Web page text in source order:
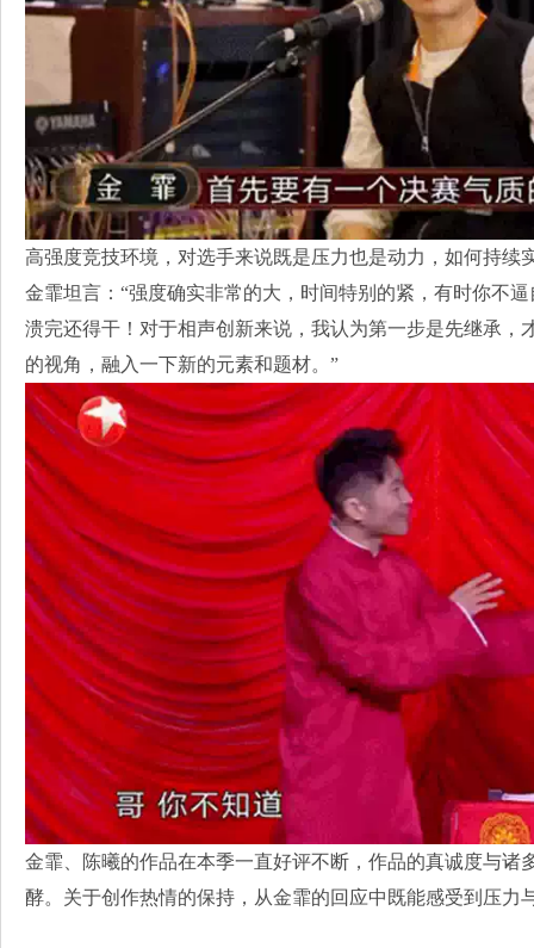
高强度竞技环境，对选手来说既是压力也是动力，如何持续
金霏坦言：“强度确实非常的大，时间特别的紧，有时你不
溃完还得干！对于相声创新来说，我认为第一步是先继承，
的视角，融入一下新的元素和题材。”
金霏、陈曦的作品在本季一直好评不断，作品的真诚度与诸
酵。关于创作热情的保持，从金霏的回应中既能感受到压力